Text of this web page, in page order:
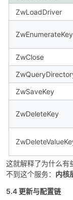
ZwLoadDriver
ZwEnumerateKey
ZwClose
ZwSaveKey
ZwDeleteKey
这就解释了为什么有
不到这个服务： 内核
5.4 更新与配置链